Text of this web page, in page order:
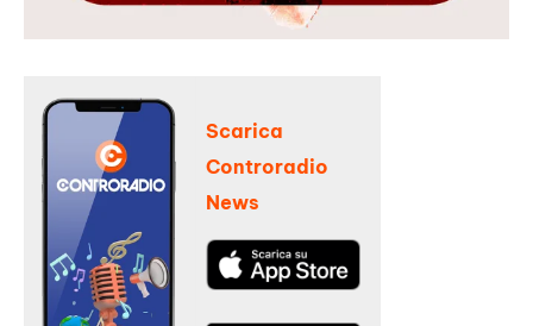
Scarica
Controradio
News